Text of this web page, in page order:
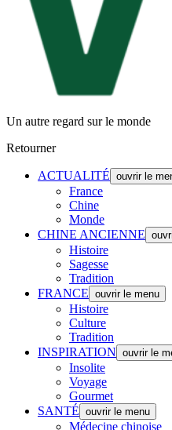
Un autre regard sur le monde
Retourner
ACTUALITÉ ouvrir le
France
Chine
Monde
CHINE ANCIENNE
Histoire
Sagesse
Tradition
FRANCE ouvrir le menu
Histoire
Culture
Tradition
INSPIRATION ouvrir le
Insolite
Voyage
Gourmet
SANTÉ ouvrir le menu
Médecine chinoise